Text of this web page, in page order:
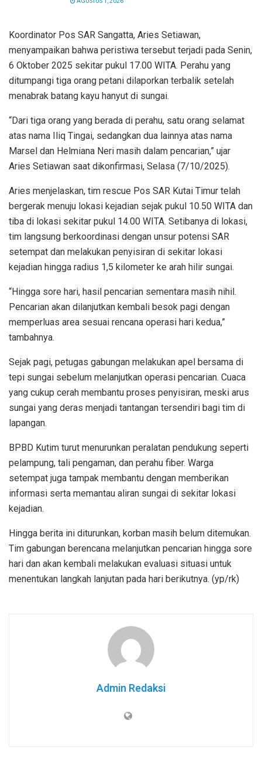
Koordinator Pos SAR Sangatta, Aries Setiawan,
menyampaikan bahwa peristiwa tersebut terjadi pada Senin,
6 Oktober 2025 sekitar pukul 17.00 WITA. Perahu yang
ditumpangi tiga orang petani dilaporkan terbalik setelah
menabrak batang kayu hanyut di sungai.
“Dari tiga orang yang berada di perahu, satu orang selamat
atas nama Iliq Tingai, sedangkan dua lainnya atas nama
Marsel dan Helmiana Neri masih dalam pencarian,” ujar
Aries Setiawan saat dikonfirmasi, Selasa (7/10/2025).
Aries menjelaskan, tim rescue Pos SAR Kutai Timur telah
bergerak menuju lokasi kejadian sejak pukul 10.50 WITA dan
tiba di lokasi sekitar pukul 14.00 WITA. Setibanya di lokasi,
tim langsung berkoordinasi dengan unsur potensi SAR
setempat dan melakukan penyisiran di sekitar lokasi
kejadian hingga radius 1,5 kilometer ke arah hilir sungai.
⁠“Hingga sore hari, hasil pencarian sementara masih nihil.
Pencarian akan dilanjutkan kembali besok pagi dengan
memperluas area sesuai rencana operasi hari kedua,”
tambahnya.
Sejak pagi, petugas gabungan melakukan apel bersama di
tepi sungai sebelum melanjutkan operasi pencarian. Cuaca
yang cukup cerah membantu proses penyisiran, meski arus
sungai yang deras menjadi tantangan tersendiri bagi tim di
lapangan.
BPBD Kutim turut menurunkan peralatan pendukung seperti
pelampung, tali pengaman, dan perahu fiber. Warga
setempat juga tampak membantu dengan memberikan
informasi serta memantau aliran sungai di sekitar lokasi
kejadian.
Hingga berita ini diturunkan, korban masih belum ditemukan.
Tim gabungan berencana melanjutkan pencarian hingga sore
hari dan akan kembali melakukan evaluasi situasi untuk
menentukan langkah lanjutan pada hari berikutnya. (yp/rk)
Admin Redaksi